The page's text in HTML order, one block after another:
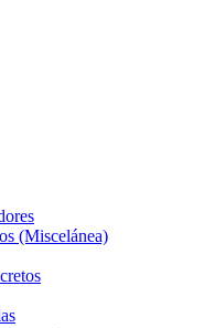
(Miscelánea)